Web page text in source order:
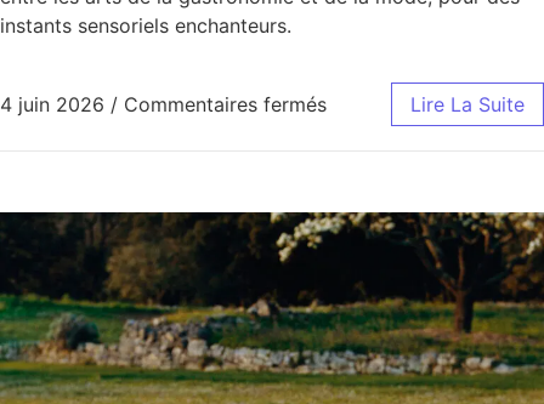
instants sensoriels enchanteurs.
4 juin 2026 / Commentaires fermés Lire La Suite